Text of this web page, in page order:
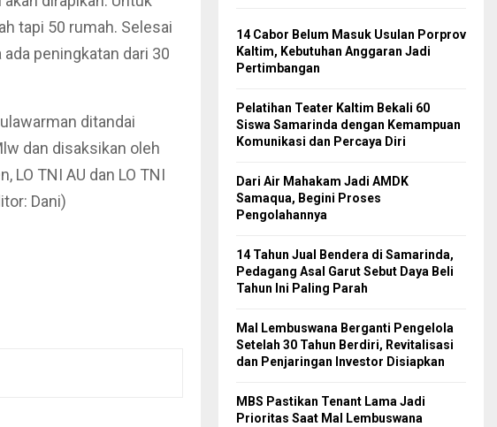
tapi 50 rumah. Selesai
ada peningkatan dari 30
ditandai
dan disaksikan oleh
LO TNI AU dan LO TNI
Dani)
14 Cabor Belum Masuk Usulan Porprov
Kaltim, Kebutuhan Anggaran Jadi
Pertimbangan
Pelatihan Teater Kaltim Bekali 60
Siswa Samarinda dengan Kemampuan
Komunikasi dan Percaya Diri
Dari Air Mahakam Jadi AMDK
Samaqua, Begini Proses
Pengolahannya
14 Tahun Jual Bendera di Samarinda,
Pedagang Asal Garut Sebut Daya Beli
Tahun Ini Paling Parah
Mal Lembuswana Berganti Pengelola
Setelah 30 Tahun Berdiri, Revitalisasi
dan Penjaringan Investor Disiapkan
MBS Pastikan Tenant Lama Jadi
Prioritas Saat Mal Lembuswana